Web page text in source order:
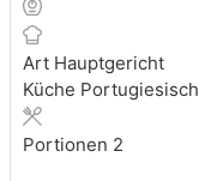
Art Hauptgericht
Küche Portugiesisch
Portionen 2